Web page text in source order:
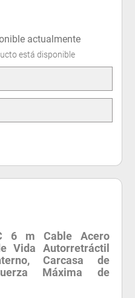
actualmente
está disponible
6 m Cable Acero
Vida Autorretráctil
Carcasa de
Máxima de